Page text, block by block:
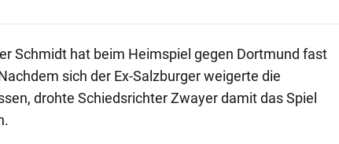
Schmidt hat beim Heimspiel gegen Dortmund fast
sich der Ex-Salzburger weigerte die
drohte Schiedsrichter Zwayer damit das Spiel